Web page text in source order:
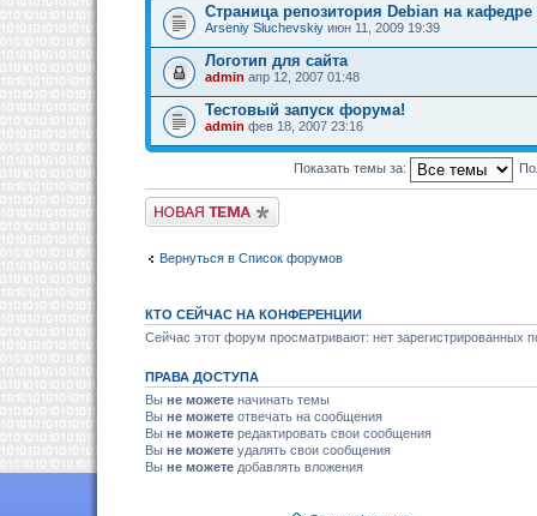
Страница репозитория Debian на
Arseniy Sluchevskiy июн 11, 2009 19:39
Логотип для сайта
admin апр 12, 2007 01:48
Тестовый запуск форума!
admin фев 18, 2007 23:16
Показать темы за:
Новая тема
Вернуться в Список форумов
КТО СЕЙЧАС НА КОНФЕРЕНЦИИ
Сейчас этот форум просматривают: нет зарегистрированных
ПРАВА ДОСТУПА
Вы не можете начинать темы
Вы не можете отвечать на сообщения
Вы не можете редактировать свои сообщения
Вы не можете удалять свои сообщения
Вы не можете добавлять вложения